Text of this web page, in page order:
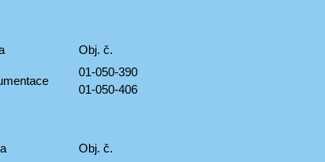
Obj. č.
01-050-390
01-050-406
Obj. č.